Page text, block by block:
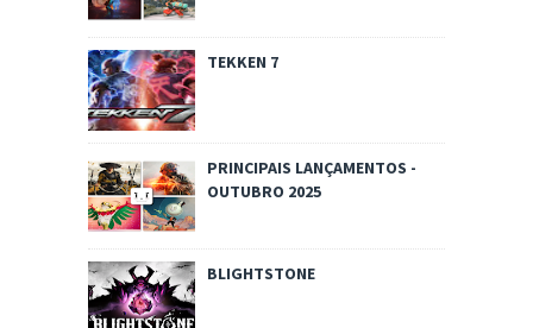
TEKKEN 7
PRINCIPAIS LANÇAMENTOS -
OUTUBRO 2025
BLIGHTSTONE